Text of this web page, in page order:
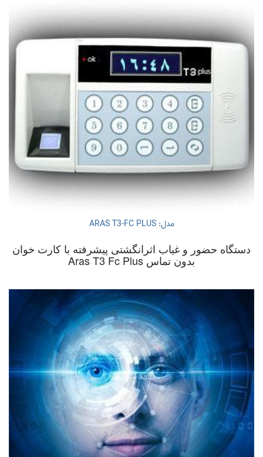
مدل: ARAS T3-FC PLUS
دستگاه حضور و غیاب اثرانگشتی پیشرفته با کارت خوان
بدون تماس Aras T3 Fc Plus